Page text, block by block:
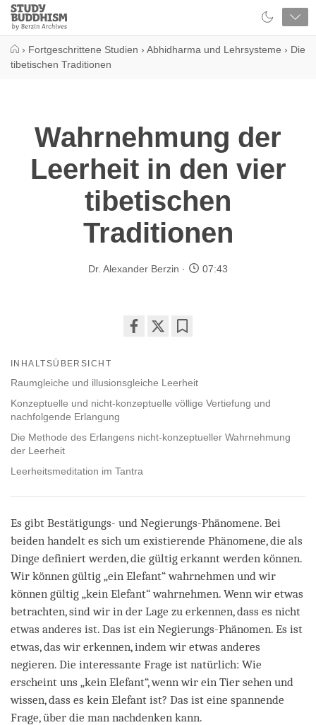
Close
Study
Buddhism
› Fortgeschrittene Studien › Abhidharma und Lehrsysteme › Die
tibetischen Traditionen
Wahrnehmung der
Leerheit in den vier
tibetischen
Traditionen
Dr. Alexander Berzin 07:43
facebook
INHALTSÜBERSICHT
Raumgleiche und illusionsgleiche Leerheit
Konzeptuelle und nicht-konzeptuelle völlige Vertiefung und
nachfolgende Erlangung
Die Methode des Erlangens nicht-konzeptueller Wahrnehmung
der Leerheit
Leerheitsmeditation im Tantra
Es gibt Bestätigungs- und Negierungs-Phänomene. Bei
beiden handelt es sich um existierende Phänomene, die als
Dinge definiert werden, die gültig erkannt werden können.
Wir können gültig „ein Elefant“ wahrnehmen und wir
können gültig „kein Elefant“ wahrnehmen. Wenn wir etwas
betrachten, sind wir in der Lage zu erkennen, dass es nicht
etwas anderes ist. Das ist ein Negierungs-Phänomen. Es ist
etwas, das wir erkennen, indem wir etwas anderes
negieren. Die interessante Frage ist natürlich: Wie
erscheint uns „kein Elefant“, wenn wir ein Tier sehen und
wissen, dass es kein Elefant ist? Das ist eine spannende
Frage, über die man nachdenken kann.